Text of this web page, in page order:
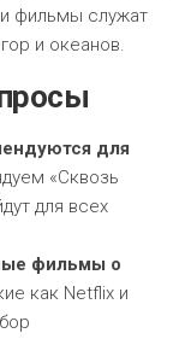
фильмы служат
и океанов.
для
«Сквозь
для всех
фильмы о
как Netflix и